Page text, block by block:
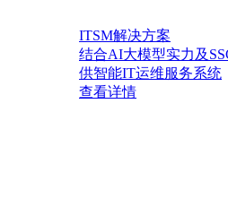
ITSM解决方案
结合AI大模型实力及
供智能IT运维服务系统
查看详情